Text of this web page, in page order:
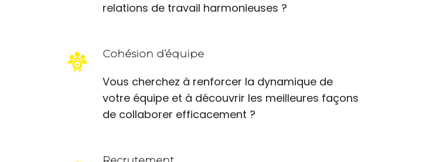
relations de travail harmonieuses ?
Cohésion d’équipe
Vous cherchez à renforcer la dynamique de
votre équipe et à découvrir les meilleures façons
de collaborer efficacement ?